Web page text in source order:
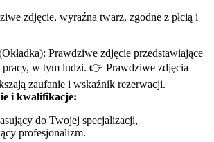
zdjęcie, wyraźna twarz, zgodne z płcią i
Prawdziwe zdjęcie przedstawiające
pracy, w tym ludzi. 👉 Prawdziwe zdjęcia
zaufanie i wskaźnik rezerwacji.
i kwalifikacje:
do Twojej specjalizacji,
profesjonalizm.